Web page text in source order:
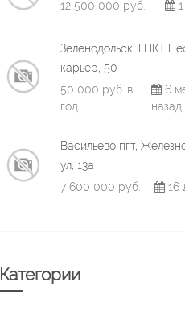
12 500 000 руб.
Зеленодольск, ГНКТ
карьер, 50
50 000 руб. в
год
6
назад
Васильево пгт,
ул, 13а
7 600 000 руб.
16
Категории